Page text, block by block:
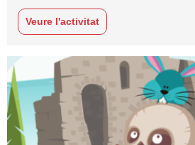
Veure l'activitat